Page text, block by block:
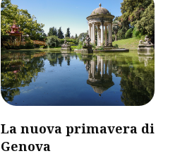
La nuova primavera di
Genova